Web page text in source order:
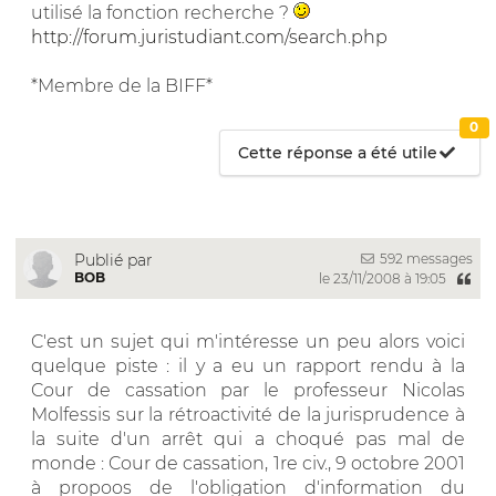
utilisé la fonction recherche ?
http://forum.juristudiant.com/search.php
*Membre de la BIFF*
Cette réponse a été utile
0
Publié par
BOB
592 messages
le 23/11/2008 à 19:05
C'est un sujet qui m'intéresse un peu alors voici
quelque piste : il y a eu un rapport rendu à la
Cour de cassation par le professeur Nicolas
Molfessis sur la rétroactivité de la jurisprudence à
la suite d'un arrêt qui a choqué pas mal de
monde : Cour de cassation, 1re civ., 9 octobre 2001
à propoos de l'obligation d'information du